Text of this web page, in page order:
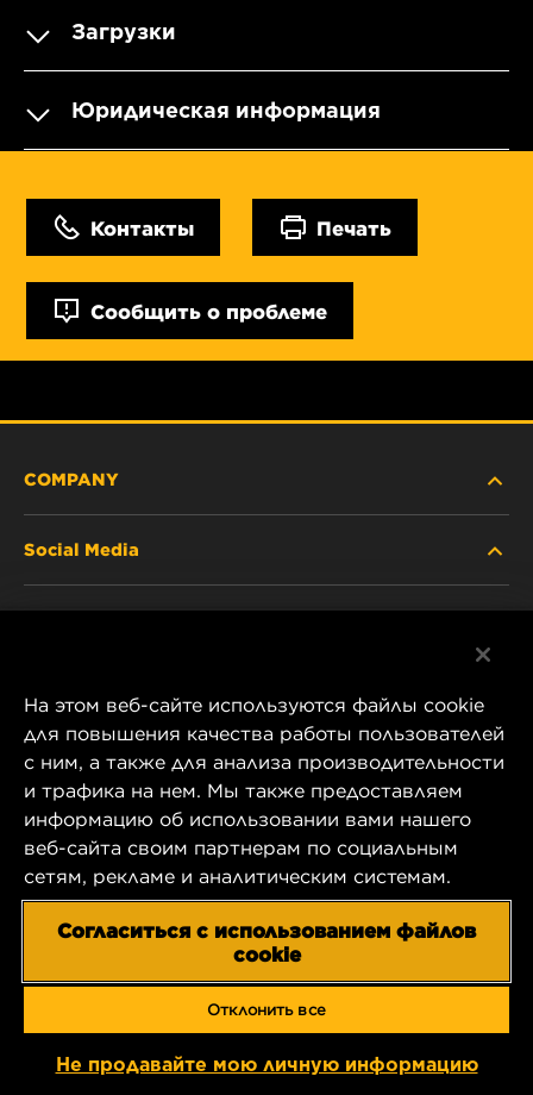
Загрузки
Юридическая информация
Контакты Печать
Сообщить о проблеме
COMPANY
CAREER
COMPANY STORE
DATA PRIVACY
IMPRINT
Social Media
Instagram
YouTube
1 Wix Way
P.O. Box 1967
Gastonia, NC 28054
US Product & Customer Service:
Copyright 2025 MANN+HUMMEL. All rights reserved.
На этом веб-сайте используются файлы cookie
для повышения качества работы пользователей
с ним, а также для анализа производительности
и трафика на нем. Мы также предоставляем
информацию об использовании вами нашего
веб-сайта своим партнерам по социальным
сетям, рекламе и аналитическим системам.
Согласиться с использованием файлов
cookie
Отклонить все
Не продавайте мою личную информацию